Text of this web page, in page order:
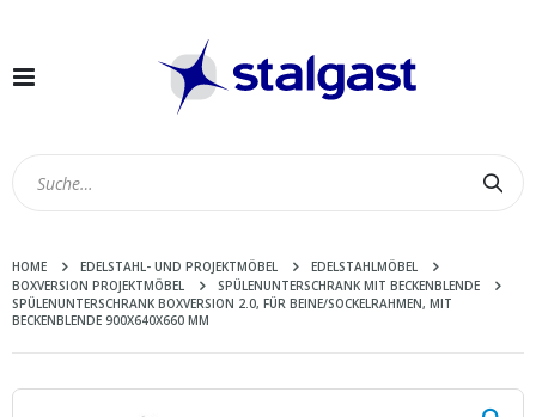
Navigation
HOME EDELSTAHL- UND PROJEKTMÖBEL
EDELSTAHLMÖBEL
BOXVERSION PROJEKTMÖBEL
SPÜLENUNTERSCHRANK MIT BECKENBLENDE
SPÜLENUNTERSCHRANK BOXVERSION 2.0, FÜR BEINE/SOCKELRAHMEN, MIT
BECKENBLENDE 900X640X660 MM
Zum